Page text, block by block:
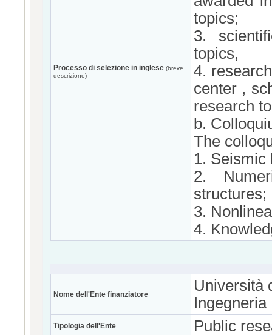
Processo di selezione in inglese (breve
descrizione)
topics;
3.
topics,
4.
center ,
research
b.
The
1. Seismic
2.
structures;
3.
4.
Nome dell'Ente finanziatore
Università
Ingegneria
Tipologia dell'Ente Public